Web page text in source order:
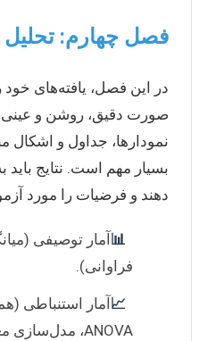
فصل چهارم: تحلیل و
در این فصل، یافته‌های خود
صورت دقیق، روشن و عینی
نمودارها، جداول و اشکال
بسیار مهم است. نتایج
دهند و فرضیات را مورد
📊 آمار توصیفی
فراوانی).
📈
ANOVA، مدل‌سازی معادلات ساختاری).